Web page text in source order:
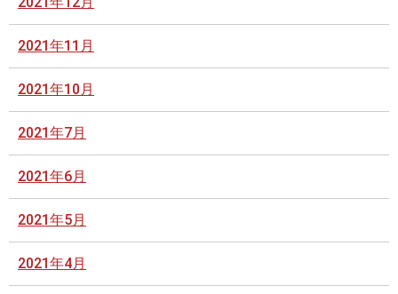
2021年11月
2021年10月
2021年7月
2021年6月
2021年5月
2021年4月